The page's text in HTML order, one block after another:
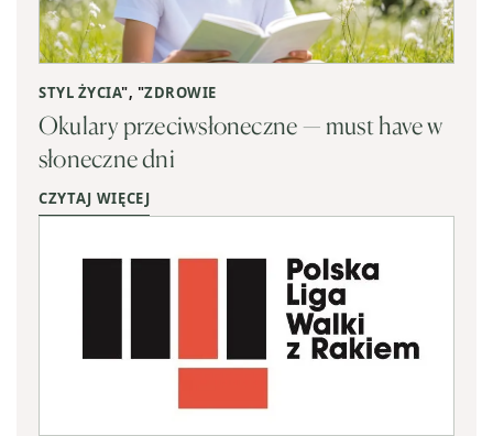
STYL ŻYCIA", "ZDROWIE
Okulary przeciwsłoneczne — must have w
słoneczne dni
CZYTAJ WIĘCEJ